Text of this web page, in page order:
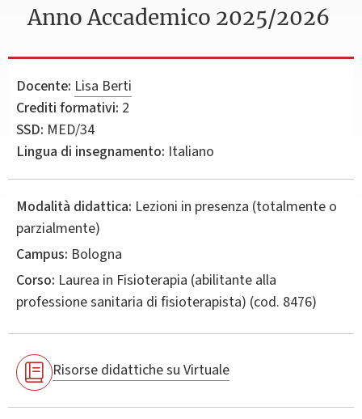
Anno Accademico 2025/2026
Docente: Lisa Berti
Crediti formativi: 2
SSD: MED/34
Lingua di insegnamento: Italiano
Modalità didattica: Lezioni in presenza (totalmente o
parzialmente)
Campus: Bologna
Corso: Laurea in Fisioterapia (abilitante alla
professione sanitaria di fisioterapista) (cod. 8476)
Risorse didattiche su Virtuale